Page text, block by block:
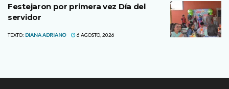
Festejaron por primera vez Día del
servidor
TEXTO: DIANA ADRIANO 6 AGOSTO, 2026